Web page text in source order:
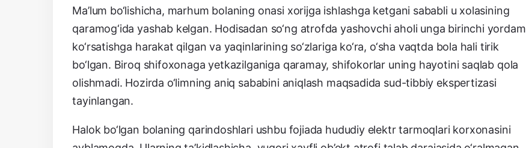
Ma’lum bo‘lishicha, marhum bolaning onasi xorijga ishlashga ketgani sababli u xolasining
qaramog‘ida yashab kelgan. Hodisadan so‘ng atrofda yashovchi aholi unga birinchi yordam
ko‘rsatishga harakat qilgan va yaqinlarining so‘zlariga ko‘ra, o‘sha vaqtda bola hali tirik
bo‘lgan. Biroq shifoxonaga yetkazilganiga qaramay, shifokorlar uning hayotini saqlab qola
olishmadi. Hozirda o‘limning aniq sababini aniqlash maqsadida sud-tibbiy ekspertizasi
tayinlangan.
Halok bo‘lgan bolaning qarindoshlari ushbu fojiada hududiy elektr tarmoqlari korxonasini